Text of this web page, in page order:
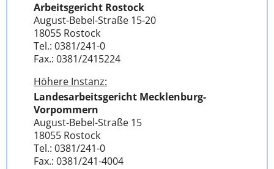
Arbeitsgericht Rostock
August-Bebel-Straße 15-20
18055 Rostock
Tel.: 0381/241-0
Fax.: 0381/2415224
Höhere Instanz:
Landesarbeitsgericht Mecklenburg-
Vorpommern
August-Bebel-Straße 15
18055 Rostock
Tel.: 0381/241-0
Fax.: 0381/241-4004